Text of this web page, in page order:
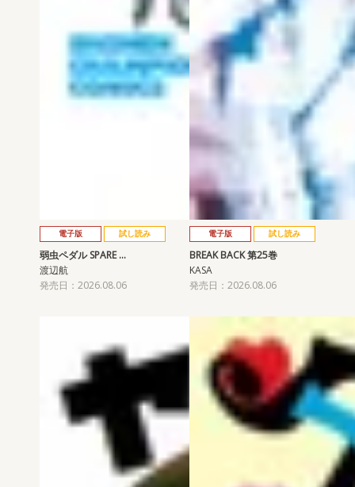
電子版 試し読み
弱虫ペダル SPARE …
渡辺航
発売日：2026.08.06
電子版 試し読み
BREAK BACK 第25巻
KASA
発売日：2026.08.06